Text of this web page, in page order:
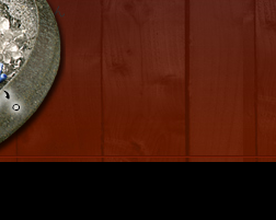
和 わらん